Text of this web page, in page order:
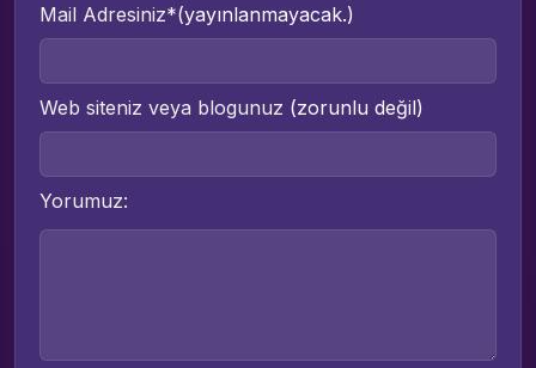
Mail Adresiniz*(yayınlanmayacak.)
Web siteniz veya blogunuz (zorunlu değil)
Yorumuz: